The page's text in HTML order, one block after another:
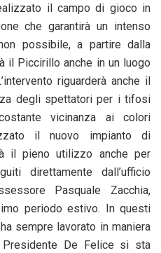
il campo di gioco in
che garantirà un intenso
possibile, a partire dalla
il Piccirillo anche in un luogo
riguarderà anche il
degli spettatori per i tifosi
vicinanza ai colori
il nuovo impianto di
il pieno utilizzo anche per
direttamente dall’ufficio
Pasquale Zacchia,
periodo estivo. In questi
sempre lavorato in maniera
De Felice si sta